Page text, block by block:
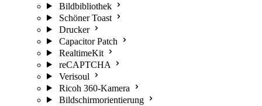
Bildbibliothek
Schöner Toast
Drucker
Capacitor Patch
RealtimeKit
reCAPTCHA
Verisoul
Ricoh 360-Kamera
Bildschirmorientierung